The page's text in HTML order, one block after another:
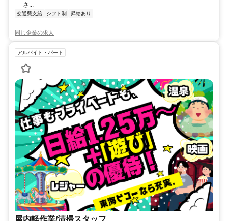
さ...
交通費支給 シフト制 昇給あり
同じ企業の求人
アルバイト・パート